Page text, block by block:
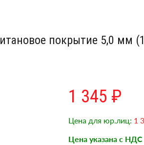
покрытие 5,0 мм
1 345 ₽
Цена для юр.лиц: 1
Цена указана с НДС